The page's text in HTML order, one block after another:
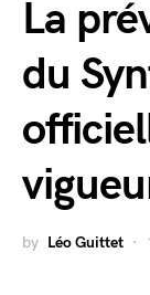
La
du
by Léo Guittet